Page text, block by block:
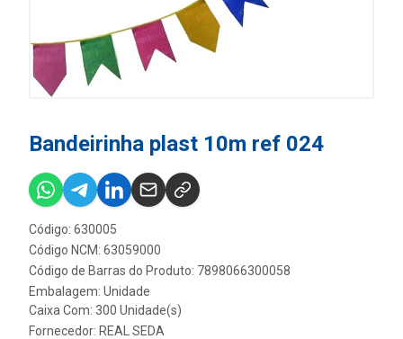
Bandeirinha plast 10m ref 024
Código: 630005
Código NCM: 63059000
Código de Barras do Produto: 7898066300058
Embalagem: Unidade
Caixa Com: 300 Unidade(s)
Fornecedor: REAL SEDA